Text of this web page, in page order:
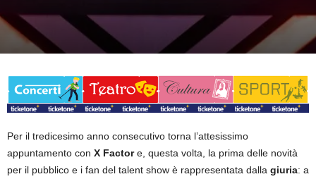
Per il tredicesimo anno consecutivo torna l’attesissimo
appuntamento con X Factore, questa volta, la prima delle novità
per il pubblico e i fan del talent show è rappresentata dalla giuria: a